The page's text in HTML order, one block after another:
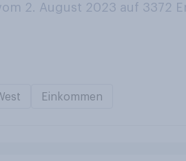
2. August 2023 auf 3372
Einkommen